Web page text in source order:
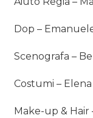
Dop –
Scenografa –
Costumi –
Make-up & Hair